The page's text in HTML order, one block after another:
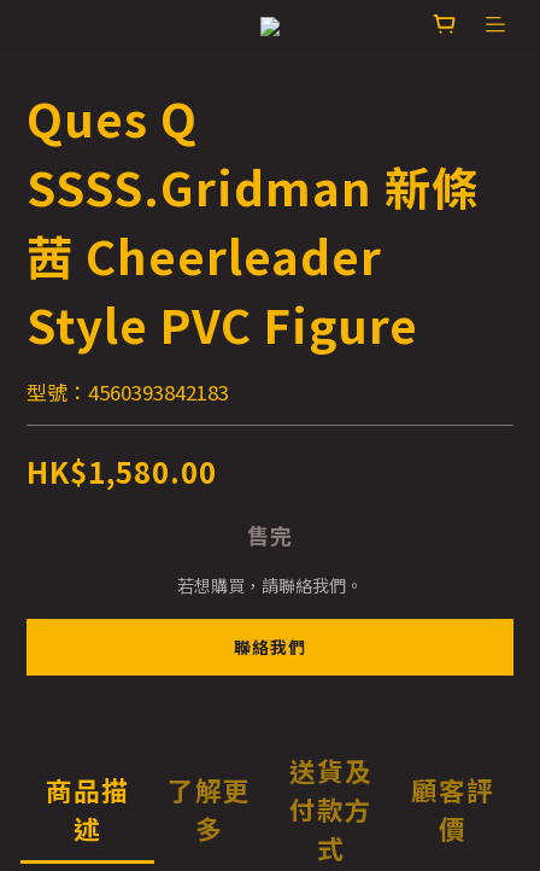
Ques Q
SSSS.Gridman 新條
茜 Cheerleader
Style PVC Figure
型號：4560393842183
HK$1,580.00
售完
若想購買，請聯絡我們。
聯絡我們
商品描
述
了解更
多
送貨及
付款方
式
顧客評
價